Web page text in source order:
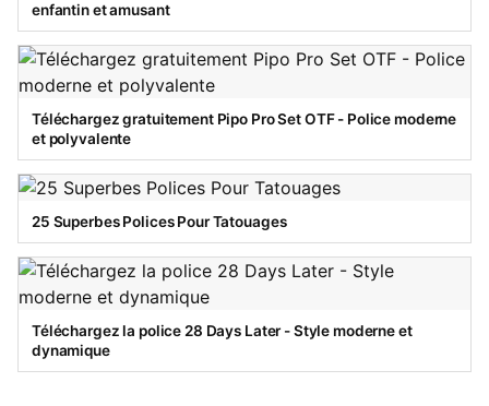
enfantin et amusant
Téléchargez gratuitement Pipo Pro Set OTF - Police moderne
et polyvalente
25 Superbes Polices Pour Tatouages
Téléchargez la police 28 Days Later - Style moderne et
dynamique